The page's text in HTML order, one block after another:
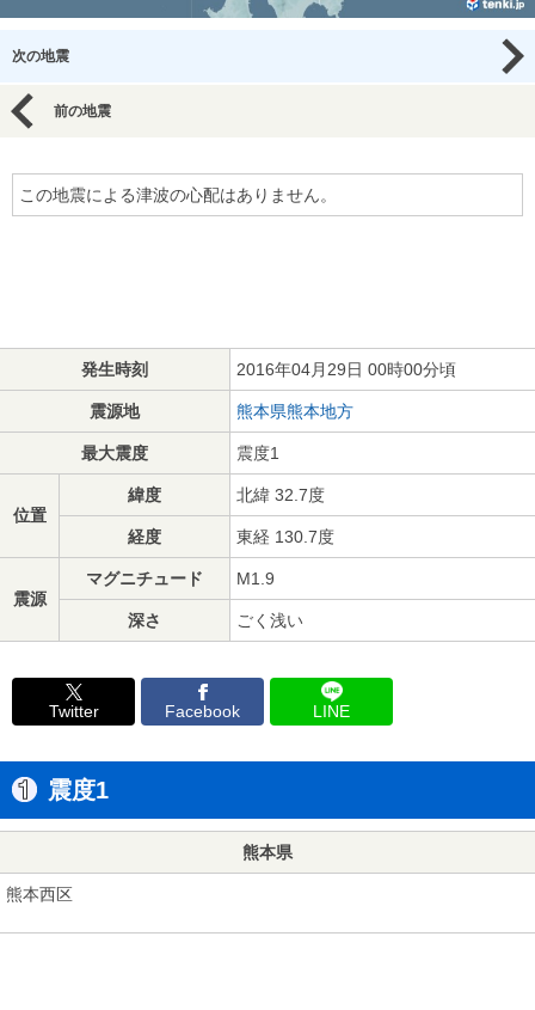
次の地震
前の地震
この地震による津波の心配はありません。
発生時刻 2016年04月29日 00時00分頃
震源地 熊本県熊本地方
最大震度 震度1
位置
緯度 北緯 32.7度
経度 東経 130.7度
震源
マグニチュード M1.9
深さ ごく浅い
Twitter Facebook LINE
震度1
熊本県
熊本西区